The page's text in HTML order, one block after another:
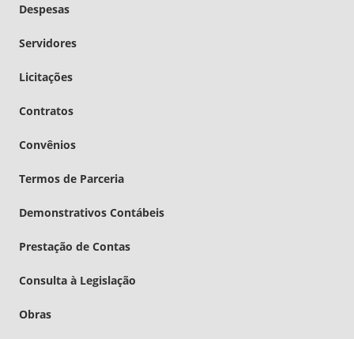
Despesas
Servidores
Licitações
Contratos
Convênios
Termos de Parceria
Demonstrativos Contábeis
Prestação de Contas
Consulta à Legislação
Obras